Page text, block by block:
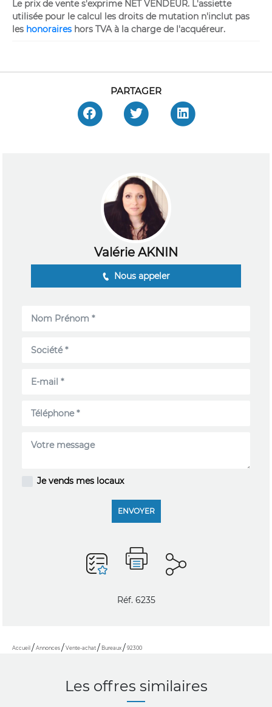
Accueil Annonces Vente-achat Bureaux 92300
Le prix de vente s'exprime NET VENDEUR. L'assiette
utilisée pour le calcul les droits de mutation n'inclut pas
les honoraires hors TVA à la charge de l'acquéreur.
PARTAGER
Valérie AKNIN
Nous appeler
Je vends mes locaux
ENVOYER
Réf. 6235
Les offres similaires